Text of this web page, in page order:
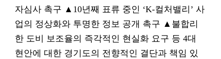
자심사 촉구 ▲10년째 표류 중인 ‘K-컬처밸리’ 사
업의 정상화와 투명한 정보 공개 촉구 ▲불합리
한 도비 보조율의 즉각적인 현실화 요구 등 4대
현안에 대한 경기도의 전향적인 결단과 책임 있